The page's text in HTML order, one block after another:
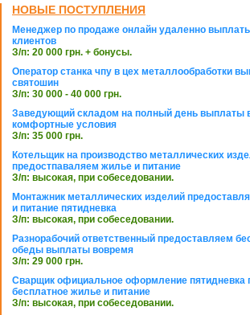
НОВЫЕ ПОСТУПЛЕНИЯ
Менеджер по продаже онлайн удаленно
клиентов
З/п: 20 000 грн. + бонусы.
Оператор станка чпу в цех металлообработки
святошин
З/п: 30 000 - 40 000 грн.
Заведующий складом на полный день выплаты
комфортные условия
З/п: 35 000 грн.
Котельщик на производство металлических
предостпаваляем жилье и питание
З/п: высокая, при собеседовании.
Монтажник металлических изделий
и питание пятидневка
З/п: высокая, при собеседовании.
Разнорабочий ответственный предоставляем
обеды выплаты вовремя
З/п: 29 000 грн.
Сварщик официальное оформление пятидневка
бесплатное жилье и питание
З/п: высокая, при собеседовании.